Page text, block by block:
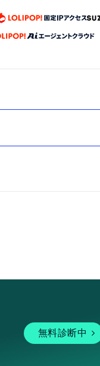
無料診断中